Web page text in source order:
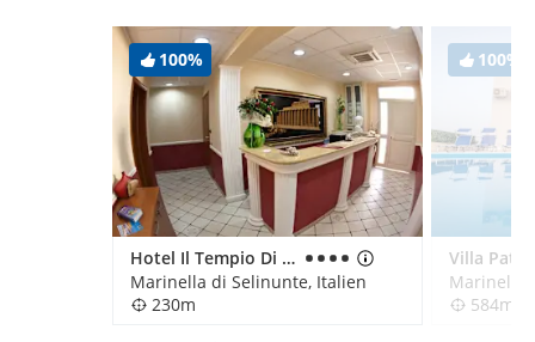
100%
Hotel Il Tempio Di Hera
Marinella di Selinunte, Italien
230m
100%
Marinella
584m